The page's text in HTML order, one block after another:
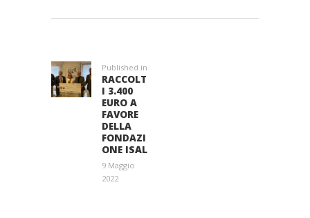
Published in
RACCOLT
I 3.400
EURO A
FAVORE
DELLA
FONDAZI
ONE ISAL
9 Maggio
2022